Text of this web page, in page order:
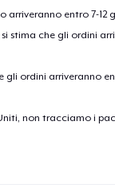
arriveranno entro 7-
si stima che gli ordini
gli ordini arriveranno
non tracciamo i